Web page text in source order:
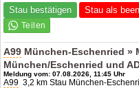
Stau bestätigen Stau als
A99 München-Eschenried »
München/Eschenried und
Meldung vom: 07.08.2026, 11:45 Uhr
A99 3,2 km Stau München-